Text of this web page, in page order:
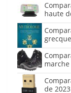
haute
marche
de 2023